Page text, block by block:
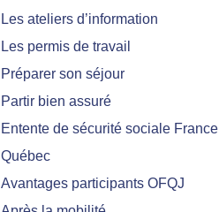
Les ateliers d’information
Les permis de travail
Préparer son séjour
Partir bien assuré
Entente de sécurité sociale France
Québec
Avantages participants OFQJ